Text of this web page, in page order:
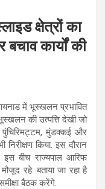
क्षेत्रों का
बचाव कार्यों की
में भूस्खलन प्रभावित
भूस्खलन की उत्पत्ति देखी जो
मुंडक्कई और
किया. इस दौरान
इस बीच राज्यपाल आरिफ
रहे. बताया जा रहा है
बैठक करेंगे.